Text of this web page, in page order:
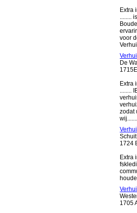
Extra
........
voor
De
Extra
........
zodat
wij.......
1724
Extra
1705